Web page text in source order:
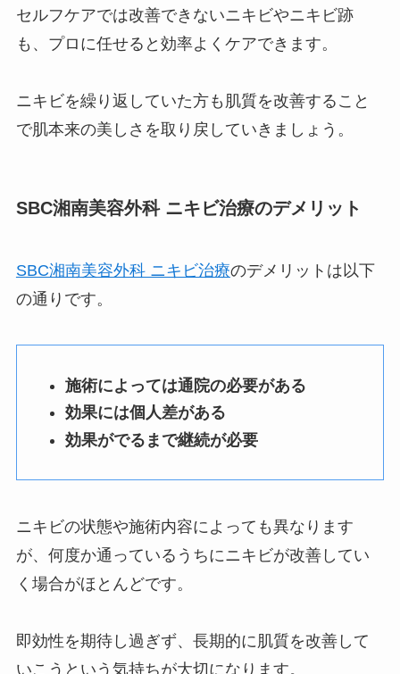
セルフケアでは改善できないニキビやニキビ跡
も、プロに任せると効率よくケアできます。
ニキビを繰り返していた方も肌質を改善すること
で肌本来の美しさを取り戻していきましょう。
SBC湘南美容外科 ニキビ治療のデメリット
SBC湘南美容外科 ニキビ治療のデメリットは以下
の通りです。
施術によっては通院の必要がある
効果には個人差がある
効果がでるまで継続が必要
ニキビの状態や施術内容によっても異なります
が、何度か通っているうちにニキビが改善してい
く場合がほとんどです。
即効性を期待し過ぎず、長期的に肌質を改善して
いこうという気持ちが大切になります。